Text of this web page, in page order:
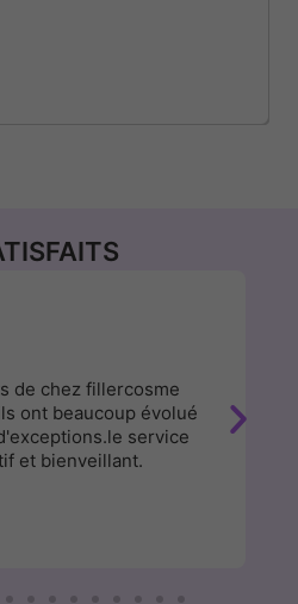
de chez fillercosme
ont beaucoup évolué
service
et bienveillant.